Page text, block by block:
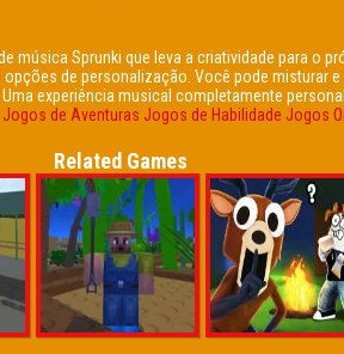
música Sprunki que leva a criatividade para o
de personalização. Você pode misturar
experiência musical completamente
Jogos de Aventuras Jogos de Habilidade Jogos
Related Games